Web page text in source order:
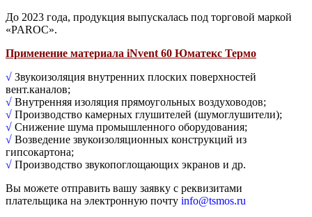
До 2023 года, продукция выпускалась под торговой маркой
«PAROC».
Применение материала iNvent 60 Юматекс Термо
√ Звукоизоляция внутренних плоских поверхностей
вент.каналов;
√ Внутренняя изоляция прямоугольных воздуховодов;
√ Производство камерных глушителей (шумоглушители);
√ Снижение шума промышленного оборудования;
√ Возведение звукоизоляционных конструкций из
гипсокартона;
√ Производство звукопоглощающих экранов и др.
Вы можете отправить вашу заявку с реквизитами
плательщика на электронную почту info@tsmos.ru